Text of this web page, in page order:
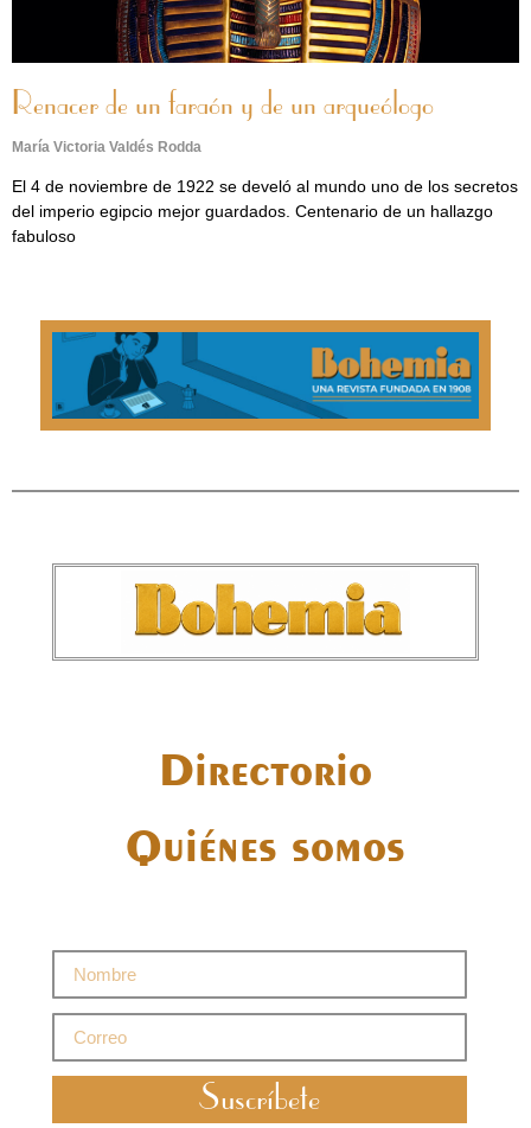
Renacer de un faraón y de un arqueólogo
María Victoria Valdés Rodda
El 4 de noviembre de 1922 se develó al mundo uno de los secretos
del imperio egipcio mejor guardados. Centenario de un hallazgo
fabuloso
Directorio
Quiénes somos
Suscríbete